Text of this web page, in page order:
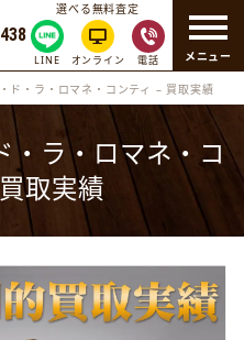
メニュー
選べる無料査定
LINE オンライン 電話
ド・ラ・ロマネ・コンティ – 買取実績
・ラ・ロマネ・コ
取実績